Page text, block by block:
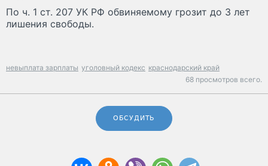
По ч. 1 ст. 207 УК РФ обвиняемому грозит до 3 лет
лишения свободы.
невыплата зарплаты уголовный кодекс краснодарский край
68 просмотров всего.
ОБСУДИТЬ